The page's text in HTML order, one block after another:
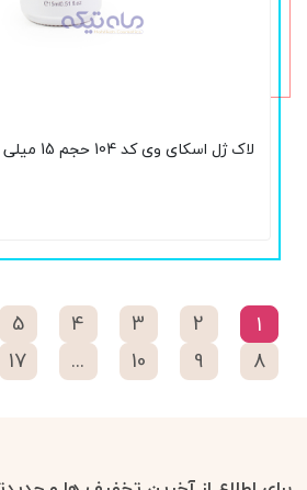
لاک ژل اسکای وی کد 104 حجم 15 میلی لیتر
1
2
3
4
5
8
9
10
...
17